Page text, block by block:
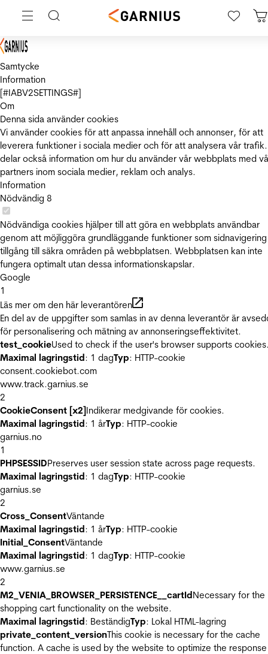
Samtycke
Information
[#IABV2SETTINGS#]
Om
Denna sida använder cookies
Vi använder cookies för att anpassa innehåll och annonser, för att
leverera funktioner i sociala medier och för att analysera vår
delar också information om hur du använder vår webbplats med
partners inom sociala medier, reklam och analys.
Information
Nödvändig 8
Nödvändiga cookies hjälper till att göra en webbplats användbar
genom att möjliggöra grundläggande funktioner som
tillgång till säkra områden på webbplatsen. Webbplatsen kan inte
fungera optimalt utan dessa informationskapslar.
Google
1
Läs mer om den här leverantören
En del av de uppgifter som samlas in av denna leverantör är
för personalisering och mätning av annonseringseffektivitet.
test_cookieUsed to check if the user's browser supports
Maximal lagringstid: 1 dagTyp: HTTP-cookie
consent.cookiebot.com
www.track.garnius.se
2
CookieConsent [x2]Indikerar medgivande för cookies.
Maximal lagringstid: 1 årTyp: HTTP-cookie
garnius.no
1
PHPSESSIDPreserves user session state across page requests.
Maximal lagringstid: 1 dagTyp: HTTP-cookie
garnius.se
2
Cross_ConsentVäntande
Maximal lagringstid: 1 årTyp: HTTP-cookie
Initial_ConsentVäntande
Maximal lagringstid: 1 dagTyp: HTTP-cookie
www.garnius.se
2
M2_VENIA_BROWSER_PERSISTENCE__cartIdNecessary for the
shopping cart functionality on the website.
Maximal lagringstid: BeständigTyp: Lokal HTML-lagring
private_content_versionThis cookie is necessary for the cache
function. A cache is used by the website to optimize the